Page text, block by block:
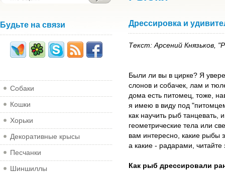
Будьте на связи
Собаки
Кошки
Хорьки
Декоративные крысы
Песчанки
Шиншиллы
Дрессировка и
Текст: Арсений Князьков,
Были ли вы в цирке? Я
слонов и собачек, лам и
дома есть питомец, тоже,
я имею в виду под
как научить рыб танцевать,
геометрические тела или
вам интересно, какие рыбы
а какие - радарами, читайте
Как рыб дрессировали